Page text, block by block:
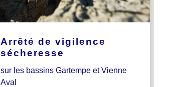
Arrêté de vigilence
sécheresse
sur les bassins Gartempe et Vienne
Aval